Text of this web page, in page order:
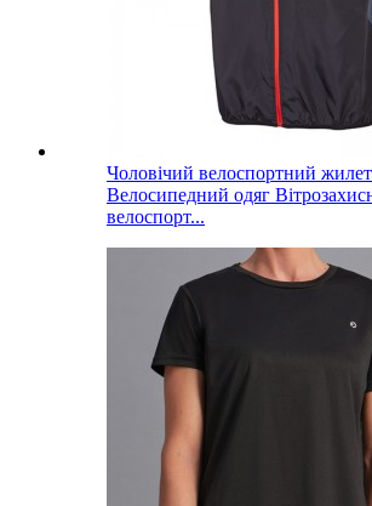
Чоловічий велоспортний жилет
Велосипедний одяг
велоспорт...